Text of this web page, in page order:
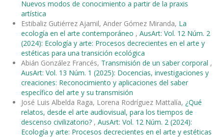
Nuevos modos de conocimiento a partir de la praxis
artística
Estibaliz Gutiérrez Ajamil, Ander Gómez Miranda, La
ecología en el arte contemporáneo , AusArt: Vol. 12 Núm. 2
(2024): Ecología y arte: Procesos decrecientes en el arte y
estéticas para una transición ecológica
Abián González Francés, Transmisión de un saber corporal ,
AusArt: Vol. 13 Núm. 1 (2025): Docencias, investigaciones y
creaciones: Reconocimiento y aplicaciones del saber
específico del arte y su transmisión
José Luis Albelda Raga, Lorena Rodríguez Mattalía, ¿Qué
relatos, desde el arte audiovisual, para los tiempos de
descenso civilizatorio? , AusArt: Vol. 12 Núm. 2 (2024):
Ecología y arte: Procesos decrecientes en el arte y estéticas